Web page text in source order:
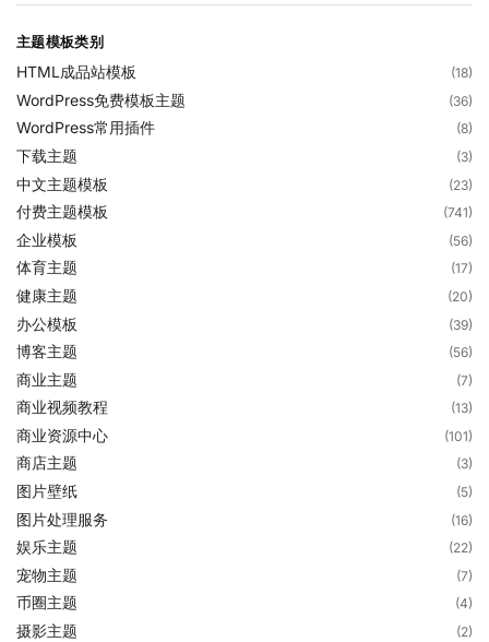
主题模板类别
HTML成品站模板 (18)
WordPress免费模板主题 (36)
WordPress常用插件 (8)
下载主题 (3)
中文主题模板 (23)
付费主题模板 (741)
企业模板 (56)
体育主题 (17)
健康主题 (20)
办公模板 (39)
博客主题 (56)
商业主题 (7)
商业视频教程 (13)
商业资源中心 (101)
商店主题 (3)
图片壁纸 (5)
图片处理服务 (16)
娱乐主题 (22)
宠物主题 (7)
币圈主题 (4)
摄影主题 (2)